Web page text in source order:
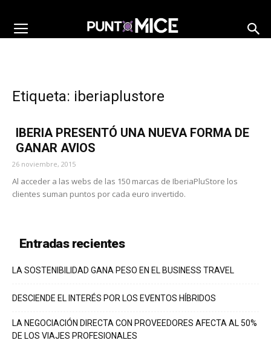
Etiqueta: iberiaplustore
IBERIA PRESENTÓ UNA NUEVA FORMA DE
GANAR AVIOS
26 noviembre, 2015
Al acceder a las webs de las 150 marcas de IberiaPluStore los
clientes suman puntos por cada euro invertido.
Entradas recientes
LA SOSTENIBILIDAD GANA PESO EN EL BUSINESS TRAVEL
DESCIENDE EL INTERÉS POR LOS EVENTOS HÍBRIDOS
LA NEGOCIACIÓN DIRECTA CON PROVEEDORES AFECTA AL 50%
DE LOS VIAJES PROFESIONALES